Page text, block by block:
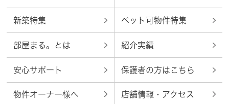
新築特集 ペット可物件特集
部屋まる。とは 紹介実績
安心サポート 保護者の方はこちら
物件オーナー様へ 店舗情報・アクセス